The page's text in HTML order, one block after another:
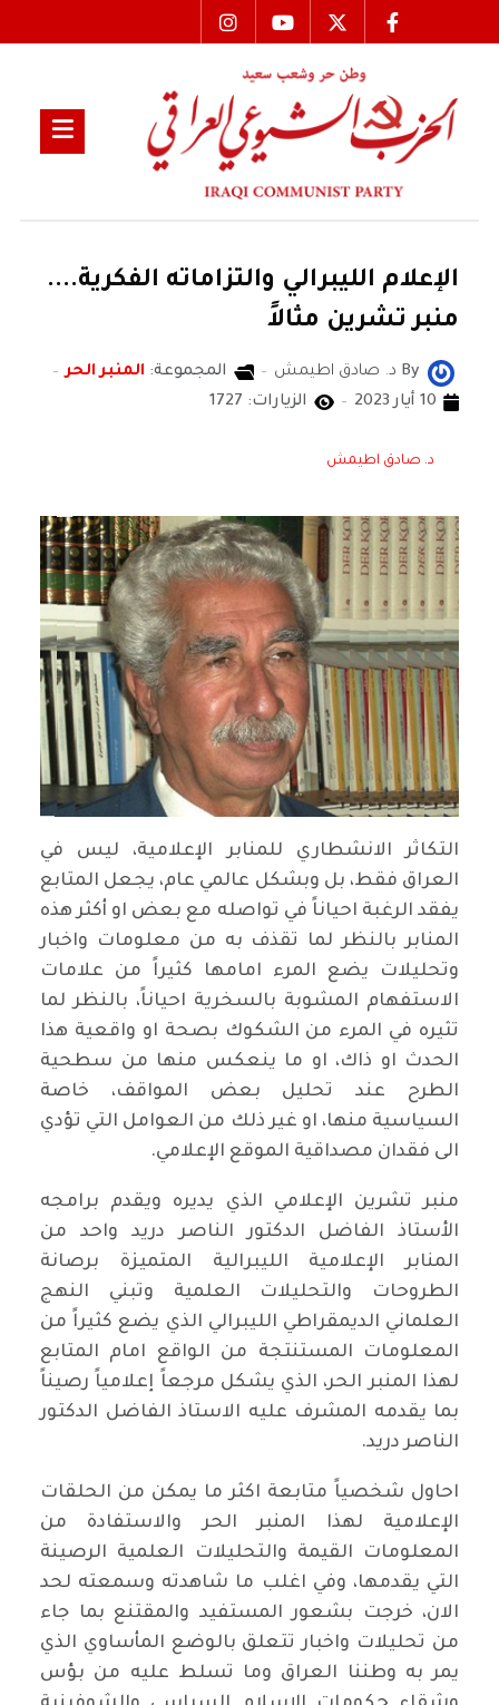
الإعلام الليبرالي والتزاماته الفكرية....
منبر تشرين مثالاً
By د. صادق اطيمش المجموعة: المنبر الحر
10 أيار 2023
الزيارات: 1727
د. صادق اطيمش
التكاثر الانشطاري للمنابر الإعلامية، ليس في
العراق فقط، بل وبشكل عالمي عام، يجعل المتابع
يفقد الرغبة احياناً في تواصله مع بعض او أكثر هذه
المنابر بالنظر لما تقذف به من معلومات واخبار
وتحليلات يضع المرء امامها كثيراً من علامات
الاستفهام المشوبة بالسخرية احياناً، بالنظر لما
تثيره في المرء من الشكوك بصحة او واقعية هذا
الحدث او ذاك، او ما ينعكس منها من سطحية
الطرح عند تحليل بعض المواقف، خاصة
السياسية منها، او غير ذلك من العوامل التي تؤدي
الى فقدان مصداقية الموقع الإعلامي.
منبر تشرين الإعلامي الذي يديره ويقدم برامجه
الأستاذ الفاضل الدكتور الناصر دريد واحد من
المنابر الإعلامية الليبرالية المتميزة برصانة
الطروحات والتحليلات العلمية وتبني النهج
العلماني الديمقراطي الليبرالي الذي يضع كثيراً من
المعلومات المستنتجة من الواقع امام المتابع
لهذا المنبر الحر، الذي يشكل مرجعاً إعلامياً رصيناً
بما يقدمه المشرف عليه الاستاذ الفاضل الدكتور
الناصر دريد.
احاول شخصياً متابعة اكثر ما يمكن من الحلقات
الإعلامية لهذا المنبر الحر والاستفادة من
المعلومات القيمة والتحليلات العلمية الرصينة
التي يقدمها، وفي اغلب ما شاهدته وسمعته لحد
الان، خرجت بشعور المستفيد والمقتنع بما جاء
من تحليلات واخبار تتعلق بالوضع المأساوي الذي
يمر به وطننا العراق وما تسلط عليه من بؤس